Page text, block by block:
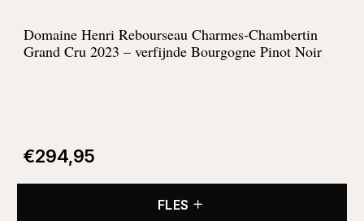
Domaine Henri Rebourseau Charmes-Chambertin
Grand Cru 2023 – verfijnde Bourgogne Pinot Noir
€294,95
FLES